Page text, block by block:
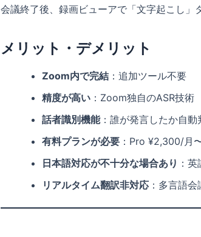
会議終了後、録画ビューアで「文字起こし
メリット・デメリット
Zoom内で完結 ：追加ツール不要
精度が高い ：Zoom独自のASR技術
話者識別機能：誰が発言したか自動
有料プランが必要 ：Pro ¥2,300/月
日本語対応が不十分な場合あり ：
リアルタイム翻訳非対応 ：多言語